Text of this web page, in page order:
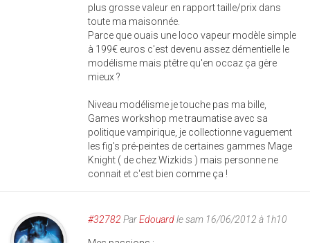
plus grosse valeur en rapport taille/prix dans
toute ma maisonnée.
Parce que ouais une loco vapeur modèle simple
à 199€ euros c'est devenu assez démentielle le
modélisme mais ptêtre qu'en occaz ça gère
mieux ?
Niveau modélisme je touche pas ma bille,
Games workshop me traumatise avec sa
politique vampirique, je collectionne vaguement
les fig's pré-peintes de certaines gammes Mage
Knight ( de chez Wizkids ) mais personne ne
connait et c'est bien comme ça !
#32782 ParEdouardle sam 16/06/2012 à 1h10